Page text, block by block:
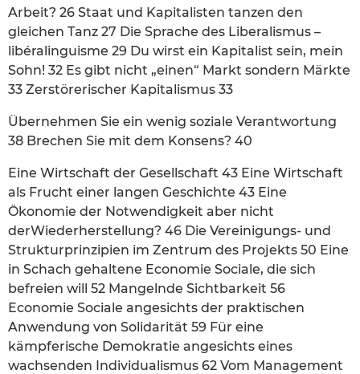
Arbeit? 26 Staat und Kapitalisten tanzen den
gleichen Tanz 27 Die Sprache des Liberalismus –
libéralinguisme 29 Du wirst ein Kapitalist sein, mein
Sohn! 32 Es gibt nicht „einen“ Markt sondern Märkte
33 Zerstörerischer Kapitalismus 33
Übernehmen Sie ein wenig soziale Verantwortung
38 Brechen Sie mit dem Konsens? 40
Eine Wirtschaft der Gesellschaft 43 Eine Wirtschaft
als Frucht einer langen Geschichte 43 Eine
Ökonomie der Notwendigkeit aber nicht
derWiederherstellung? 46 Die Vereinigungs- und
Strukturprinzipien im Zentrum des Projekts 50 Eine
in Schach gehaltene Economie Sociale, die sich
befreien will 52 Mangelnde Sichtbarkeit 56
Economie Sociale angesichts der praktischen
Anwendung von Solidarität 59 Für eine
kämpferische Demokratie angesichts eines
wachsenden Individualismus 62 Vom Management